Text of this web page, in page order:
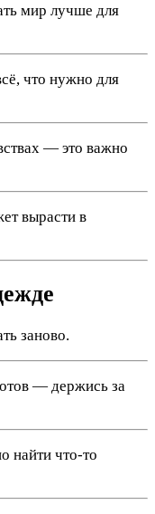
мир лучше для
что нужно для
— это важно
вырасти в
заново.
— держись за
найти что-то